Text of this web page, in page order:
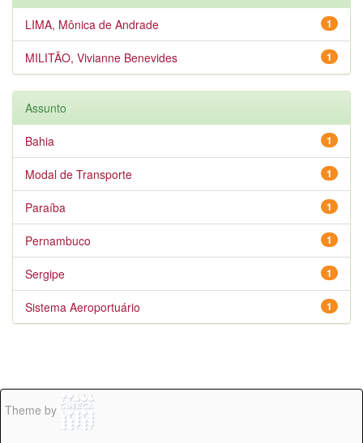
1
LIMA, Mônica de Andrade
1
MILITÃO, Vivianne Benevides
Assunto
1
Bahia
1
Modal de Transporte
1
Paraíba
1
Pernambuco
1
Sergipe
1
Sistema Aeroportuário
Theme by